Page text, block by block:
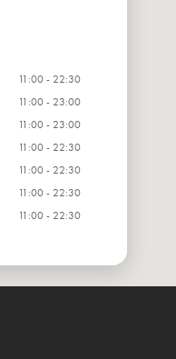
11:00 - 22:30
11:00 - 23:00
11:00 - 23:00
11:00 - 22:30
11:00 - 22:30
11:00 - 22:30
11:00 - 22:30